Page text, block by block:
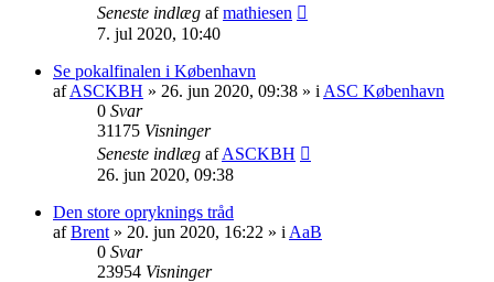
Seneste indlæg afmathiesen
7. jul 2020, 10:40
Se pokalfinalen i København
afASCKBH » 26. jun 2020, 09:38 » i ASC København
0 Svar
31175 Visninger
Seneste indlæg afASCKBH
26. jun 2020, 09:38
Den store opryknings tråd
afBrent » 20. jun 2020, 16:22 » i AaB
0 Svar
23954 Visninger